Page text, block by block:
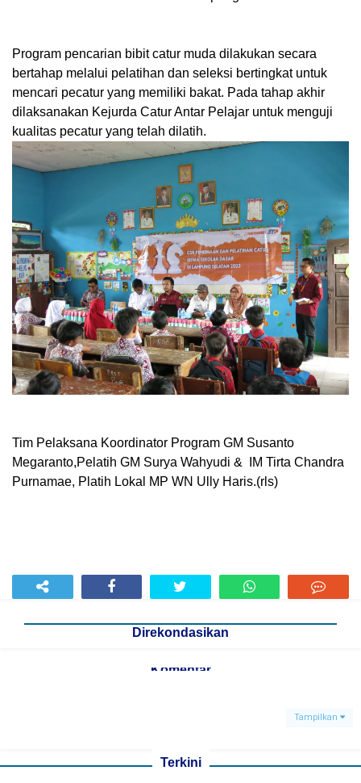
Program pencarian bibit catur muda dilakukan secara
bertahap melalui pelatihan dan seleksi bertingkat untuk
mencari pecatur yang memiliki bakat. Pada tahap akhir
dilaksanakan Kejurda Catur Antar Pelajar untuk menguji
kualitas pecatur yang telah dilatih.
Tim Pelaksana Koordinator Program GM Susanto
Megaranto,Pelatih GM Surya Wahyudi & IM Tirta Chandra
Purnamae, Platih Lokal MP WN Ully Haris.(rls)
Direkondasikan
Komentar
Tampilkan
Terkini